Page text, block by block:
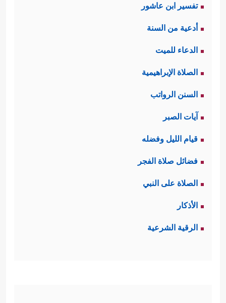
تفسير ابن عاشور
أدعية من السنة
الدعاء للميت
الصلاة الإبراهيمية
السنن الرواتب
آيات الصبر
قيام الليل وفضله
فضائل صلاة الفجر
الصلاة على النبي
الأذكار
الرقية الشرعية